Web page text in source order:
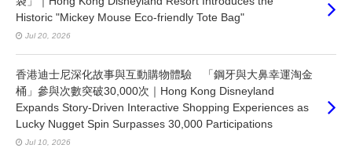
Historic "Mickey Mouse Eco-friendly Tote Bag"
Jul 20, 2026
香港迪士尼深化故事與互動購物體驗 「鋼牙與大鼻幸運淘金
桶」參與次數突破30,000次｜Hong Kong Disneyland
Expands Story-Driven Interactive Shopping Experiences as
Lucky Nugget Spin Surpasses 30,000 Participations
Jul 10, 2026